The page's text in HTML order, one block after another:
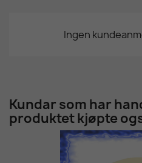
Ingen
Kundar som har
produktet kjøpte